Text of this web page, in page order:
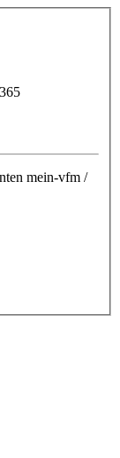
mein-vfm /